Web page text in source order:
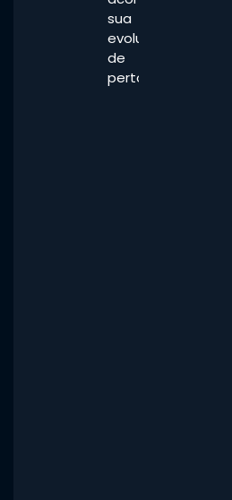
sua
evolução
de
perto.